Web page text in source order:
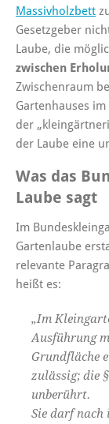
Massivholzbett
Gesetzgeber
Laube, die
zwischen
Zwischenraum
Gartenhauses
der
der Laube eine
Was das
Laube sagt
Im
Gartenlaube
relevante
heißt es:
„Im
Ausführung
Grundfläche
zulässig; die
unberührt.
Sie darf nach